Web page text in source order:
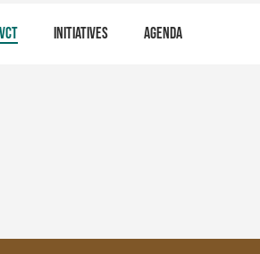
INITIATIVES AGENDA